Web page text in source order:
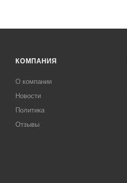
КОМПАНИЯ
О компании
Новости
Политика
Отзывы